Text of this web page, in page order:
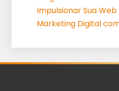
Impulsionar Sua Web
Marketing Digital